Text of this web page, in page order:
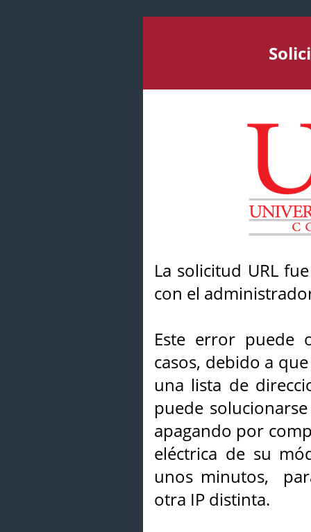
La solicitud URL
con el
Este error puede
casos, debido a
una lista de
puede
apagando por
eléctrica de su
unos minutos,
otra IP distinta.